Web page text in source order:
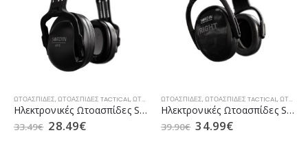
ΩΤΟΑΣΠΊΔΕΣ,ΩΤΟΑΣΠΊΔΕΣ TACTICAL,ΩΤΟΑΣΠΊΔΕΣ ΚΥΝΗΓΙΟΎ
Ηλεκτρονικές Ωτοασπίδες Sordin HPE Headband PVC
33.49€ 28.49€
ΩΤΟΑΣΠΊΔΕΣ,ΩΤΟΑΣΠΊΔΕΣ TACTICAL,ΩΤΟΑΣΠΊΔΕΣ ΚΥΝΗΓΙΟΎ
Ηλεκτρονικές Ωτοασπίδες Sordin Left/Right Low Headband PVC
39.90€ 34.99€